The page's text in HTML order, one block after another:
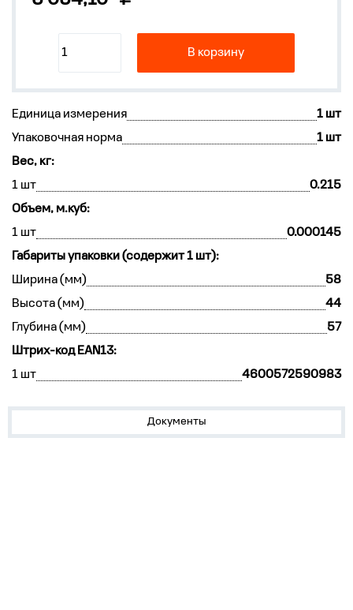
В корзину
Единица измерения
1 шт
Упаковочная норма
1 шт
Вес, кг:
1 шт
0.215
Объем, м.куб:
1 шт
0.000145
Габариты упаковки (содержит 1 шт):
Ширина (мм)
58
Высота (мм)
44
Глубина (мм)
57
Штрих-код EAN13:
1 шт
4600572590983
Документы